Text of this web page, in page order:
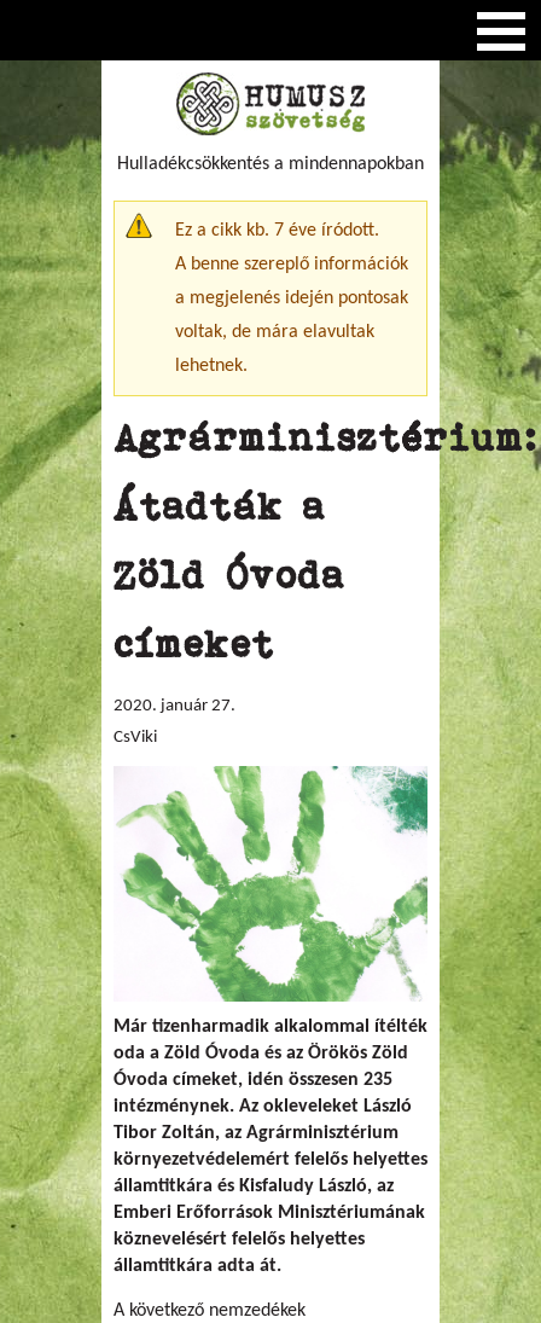
Hulladékcsökkentés a mindennapokban
Figyelmeztető üzenet
Ez a cikk kb. 7 éve íródott.
A benne szereplő információk
a megjelenés idején pontosak
voltak, de mára elavultak
lehetnek.
Agrárminisztérium:
Átadták a
Zöld Óvoda
címeket
2020. január 27.
CsViki
Már tizenharmadik alkalommal ítélték
oda a Zöld Óvoda és az Örökös Zöld
Óvoda címeket, idén összesen 235
intézménynek. Az okleveleket László
Tibor Zoltán, az Agrárminisztérium
környezetvédelemért felelős helyettes
államtitkára és Kisfaludy László, az
Emberi Erőforrások Minisztériumának
köznevelésért felelős helyettes
államtitkára adta át.
A következő nemzedékek